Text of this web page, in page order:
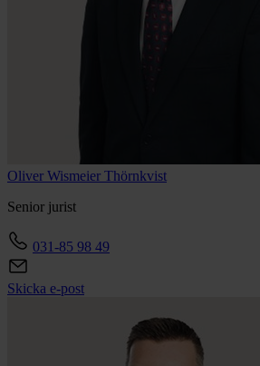
Oliver Wismeier Thörnkvist
Senior jurist
031-85 98 49
Skicka e-post